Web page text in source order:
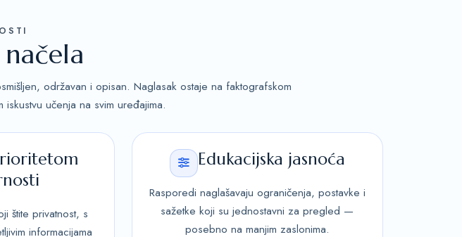
održavan i opisan. Naglasak ostaje na faktografskom
učenja na svim uređajima.
štite privatnost, s
informacijama
Edukacijska jasnoća
Rasporedi naglašavaju ograničenja, postavke i
sažetke koji su jednostavni za pregled —
posebno na manjim zaslonima.